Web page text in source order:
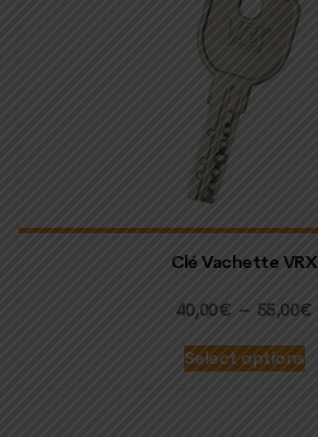
Clé Vachette VRX
40,00€ – 55,00€
Select options